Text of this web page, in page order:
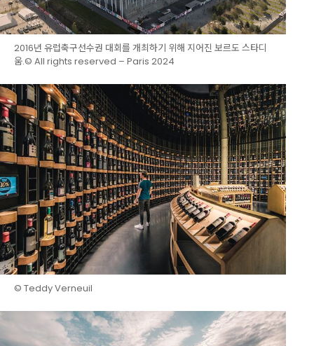
2016년 유럽축구선수권 대회를 개최하기 위해 지어진 보르도 스타디
움.© All rights reserved – Paris 2024
© Teddy Verneuil